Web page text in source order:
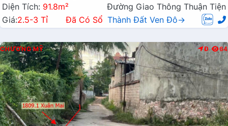
Diện Tích: 91.8m²
Đường Giao Thông Thuận Tiện
Giá:2.5-3 Tỉ Đã Có Sổ Thành Đất Ven Đô→
CHƯƠNG MỸ Đ 64